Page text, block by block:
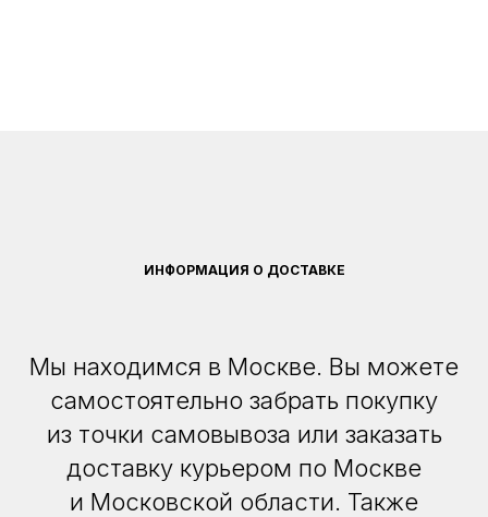
ИНФОРМАЦИЯ О ДОСТАВКЕ
Мы находимся в Москве. Вы можете
самостоятельно забрать покупку
из точки самовывоза или заказать
доставку курьером по Москве
и Московской области. Также